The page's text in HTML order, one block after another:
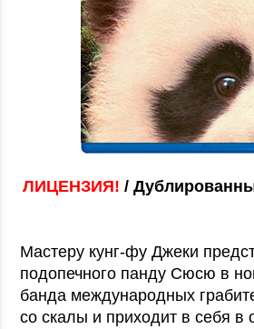
ЛИЦЕНЗИЯ! /
Мастеру кунг-фу Джеки
подопечного панду Сюсю в
банда международных
со скалы и приходит в себя в